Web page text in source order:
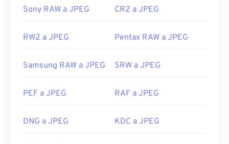
Sony RAW a JPEG CR2 a JPEG
RW2 a JPEG Pentax RAW a JPEG
Samsung RAW a JPEG SRW a JPEG
PEF a JPEG RAF a JPEG
DNG a JPEG KDC a JPEG